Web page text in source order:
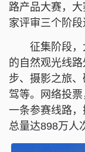
路产品大赛，
家评审三个阶段
征集阶段，
的自然观光线
步、摄影之旅
驾等。网络投
一条参赛线路
总量达898万人